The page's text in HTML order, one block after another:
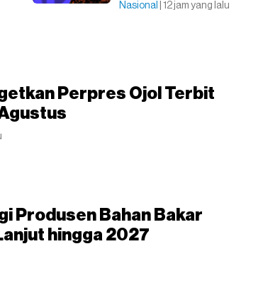
Nasional | 12 jam yang lalu
Perpres Ojol Terbit
Produsen Bahan Bakar
hingga 2027